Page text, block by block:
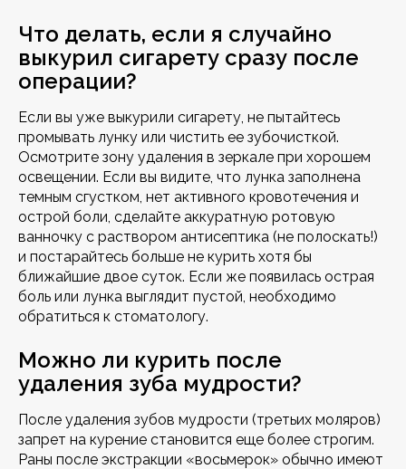
Что делать, если я случайно
выкурил сигарету сразу после
операции?
Если вы уже выкурили сигарету, не пытайтесь
промывать лунку или чистить ее зубочисткой.
Осмотрите зону удаления в зеркале при хорошем
освещении. Если вы видите, что лунка заполнена
темным сгустком, нет активного кровотечения и
острой боли, сделайте аккуратную ротовую
ванночку с раствором антисептика (не полоскать!)
и постарайтесь больше не курить хотя бы
ближайшие двое суток. Если же появилась острая
боль или лунка выглядит пустой, необходимо
обратиться к стоматологу.
Можно ли курить после
удаления зуба мудрости?
После удаления зубов мудрости (третьих моляров)
запрет на курение становится еще более строгим.
Раны после экстракции «восьмерок» обычно имеют